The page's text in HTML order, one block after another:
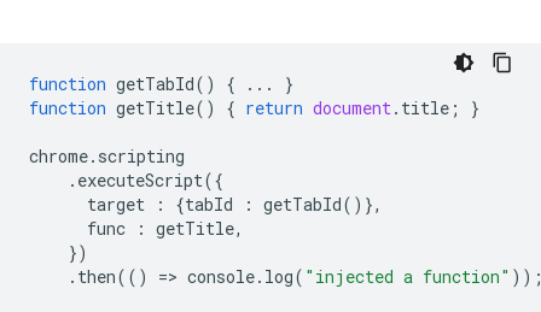
function getTabId() { ...
}
function getTitle() { return document. title ; }
chrome. scripting
. executeScript({
target
: {tabId : getTabId()},
func
: getTitle,
})
. then(() => console. log( "injected a function"